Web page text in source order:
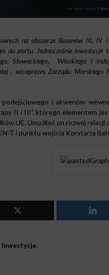
na obszarze Basenów III,
do portu. Jednocześnie
Słowackiego, Włoskiego i
, wiceprezes Zarządu Morskiego
podejściowego i akwenów
II i III”, którego elementem
UE. Umożliwi on rozwój
T i punktu wejścia Korytarza
Inwestycje